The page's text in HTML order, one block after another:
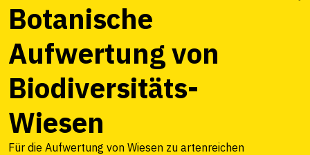
Botanische
Aufwertung von
Biodiversitäts-
Wiesen
Für die Aufwertung von Wiesen zu artenreichen